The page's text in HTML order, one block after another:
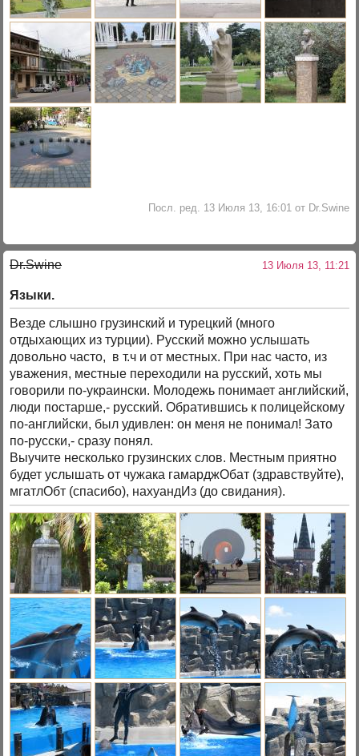
Посл. ред. 13 Июля 13, 16:01 от Dr.Swine
Dr.Swine 13 Июля 13, 11:21
Языки.
Везде слышно грузинский и турецкий (много
отдыхающих из турции). Русский можно услышать
довольно часто, в т.ч и от местных. При нас часто, из
уважения, местные переходили на русский, хоть мы
говорили по-украински. Молодежь понимает английский,
люди постарше,- русский. Обратившись к полицейскому
по-английски, был удивлен: он меня не понимал! Зато
по-русски,- сразу понял.
Выучите несколько грузинских слов. Местным приятно
будет услышать от чужака гамарджОбат (здравствуйте),
мгатлОбт (спасибо), нахуандИз (до свидания).